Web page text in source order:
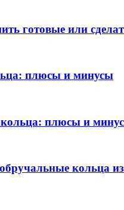
готовые или
плюсы и минусы
плюсы и
кольца из